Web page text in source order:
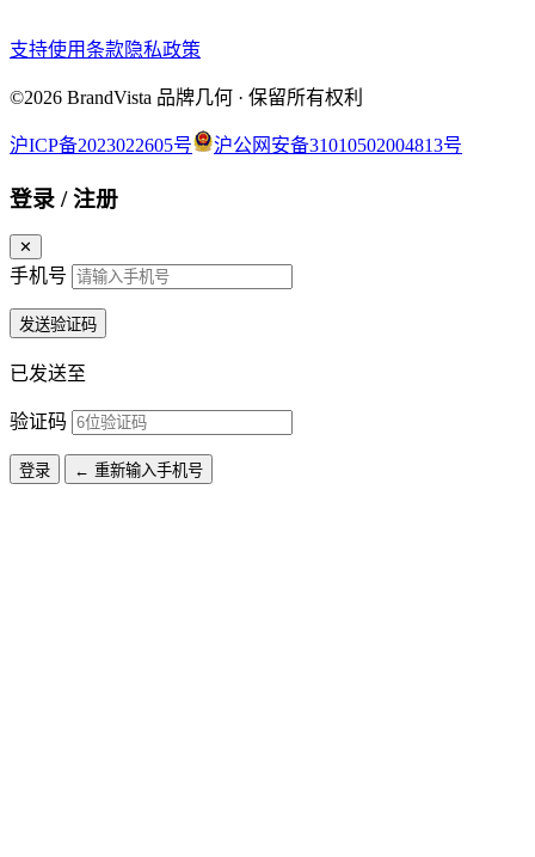
支持使用条款隐私政策
©2026 BrandVista 品牌几何 · 保留所有权利
沪ICP备2023022605号 沪公网安备31010502004813号
登录 / 注册
✕
手机号
发送验证码
已发送至
验证码
登录 ← 重新输入手机号